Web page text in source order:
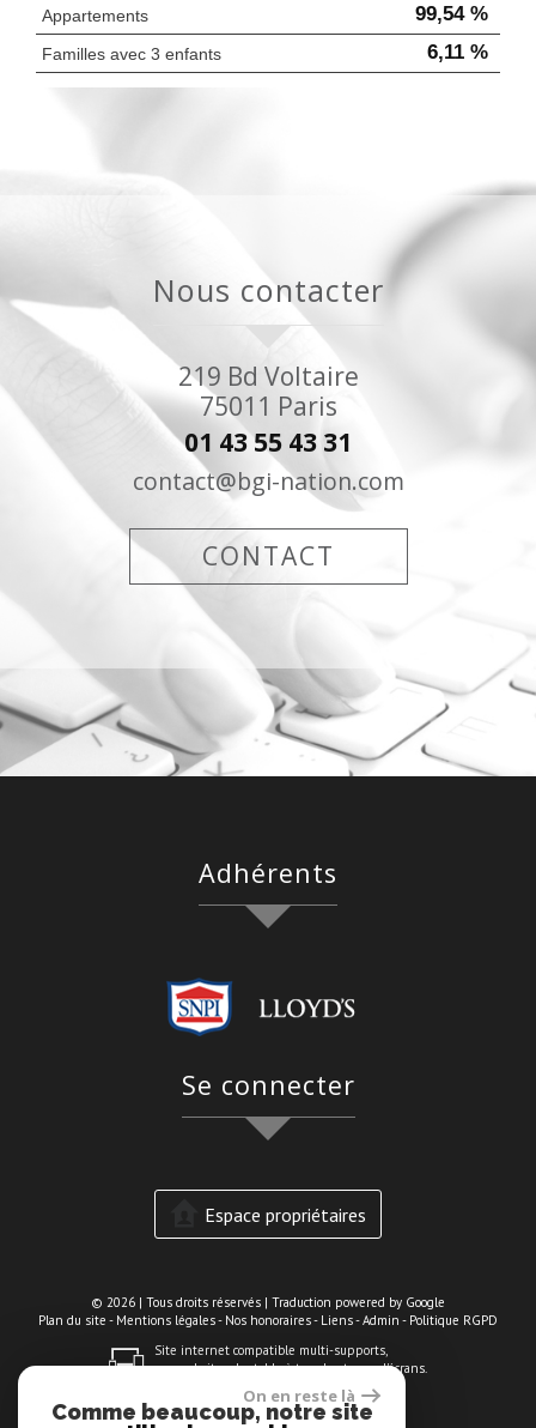
Appartements 99,54 %
Familles avec 3 enfants 6,11 %
nous contacter
219 Bd Voltaire
75011 Paris
01 43 55 43 31
contact@bgi-nation.com
CONTACT
adhérents
se connecter
Espace propriétaires
© 2026 | Tous droits réservés | Traduction powered by Google
Plan du site - Mentions légales- Nos honoraires- Liens-Admin - Politique RGPD
Site internet compatible multi-supports,
un seul site adaptable à tous les types d'écrans.
On en reste là
Comme beaucoup, notre site